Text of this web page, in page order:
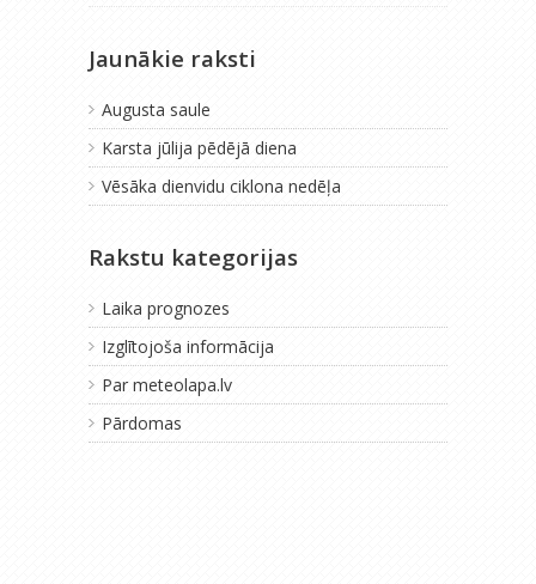
Jaunākie raksti
Augusta saule
Karsta jūlija pēdējā diena
Vēsāka dienvidu ciklona nedēļa
Rakstu kategorijas
Laika prognozes
Izglītojoša informācija
Par meteolapa.lv
Pārdomas